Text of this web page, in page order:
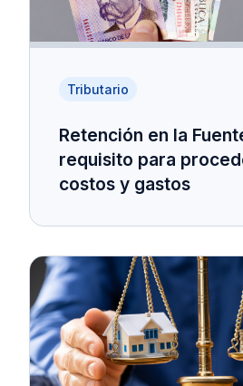
Tributario
Retención en la
requisito para
costos y gastos